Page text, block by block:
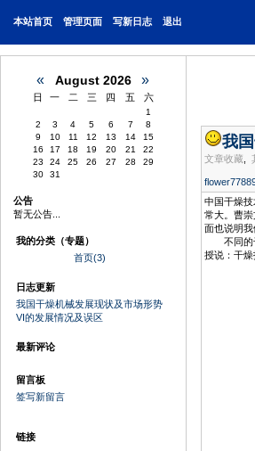
本站首页 管理页面 写新日志 退出
« August 2026 »
日 一 二 三 四 五 六
1
2
3 4 5 6 7
8
9
10 11 12 13 14
15
16
17 18 19 20 21
22
23
24 25 26 27 28
29
30
31
公告
暂无公告...
我的分类（专题）
首页(3)
日志更新
我国干燥机械发展现状及市场形势
VI的发展情况及误区
最新评论
留言板
签写新留言
链接
我
文章收藏
中国干燥
常大。曹
面也说明我
不同的干
授说：干